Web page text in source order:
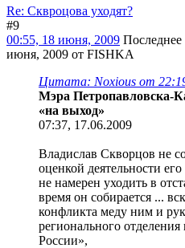
Re: Сквроцова уходят?
#9
00:55, 18 июня, 2009 Последнее
июня, 2009 от FISHKA
Цитата: Noxious от
Мэра Петропавловска-
«на выход»
07:37, 17.06.2009
Владислав Скворцов не
оценкой деятельности
не намерен уходить в
время он собирается ...
конфликта меду ним и
регионального
России»,